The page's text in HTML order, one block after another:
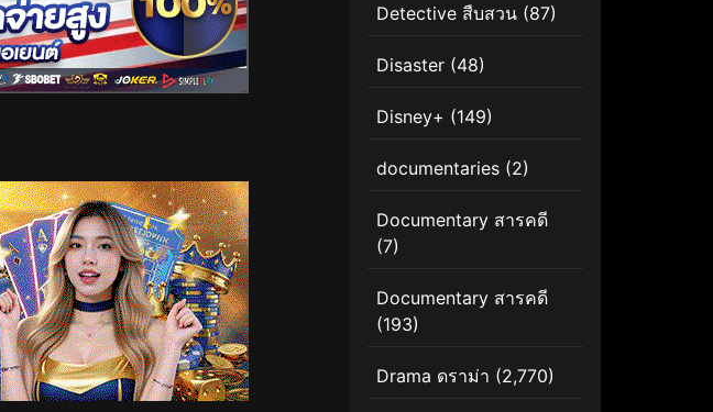
Detective สืบสวน (87)
Disaster (48)
Disney+ (149)
documentaries (2)
Documentary สารคดี
(7)
Documentary สารคดี
(193)
Drama ดราม่า (2,770)